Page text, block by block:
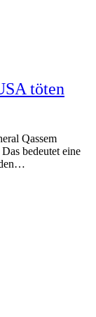
töten
Qassem
bedeutet eine